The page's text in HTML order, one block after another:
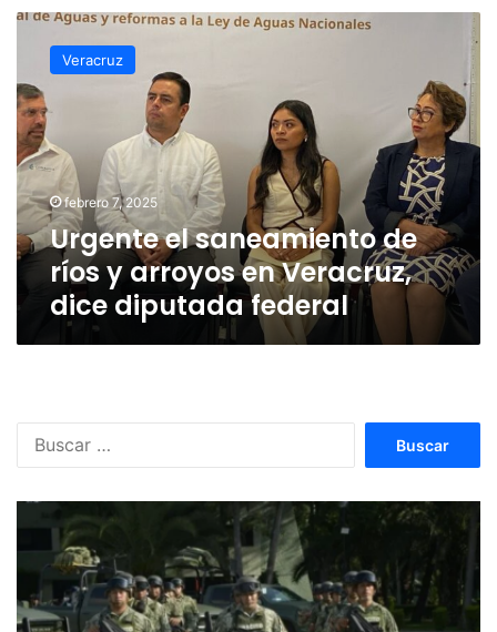
Urgente
saneamiento
de
ríos
y
arroyos
en
Veracruz,
dice
diputada
federal
Veracruz
febrero 7, 2025
Urgente el saneamiento de
ríos y arroyos en Veracruz,
dice diputada federal